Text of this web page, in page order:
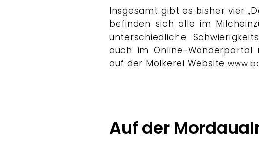
Insgesamt gibt es bisher vier
befinden sich alle im
unterschiedliche
auch im Online-Wanderportal
auf der Molkerei Website
Auf der